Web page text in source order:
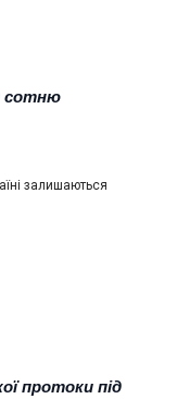
сотню
залишаються
протоки під